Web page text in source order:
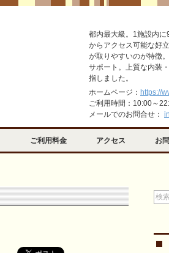
都内最大級。1施設内
からアクセス可能な好
が取りやすいのが特徴
サポート。上質な内装
指しました。
ホームページ： https://
ご利用時間：10:00～
メールでのお問合せ：
ご利用料金 アクセス お